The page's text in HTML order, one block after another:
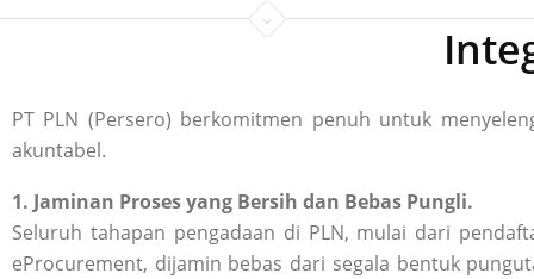
PT PLN (Persero) berkomitmen penuh untuk
akuntabel.
1. Jaminan Proses yang Bersih dan Bebas Pungli.
Seluruh tahapan pengadaan di PLN, mulai dari
eProcurement, dijamin bebas dari segala bentuk